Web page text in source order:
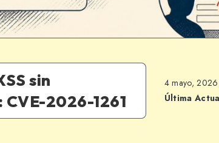
sin
2026-1261
4 mayo, 2026
Última